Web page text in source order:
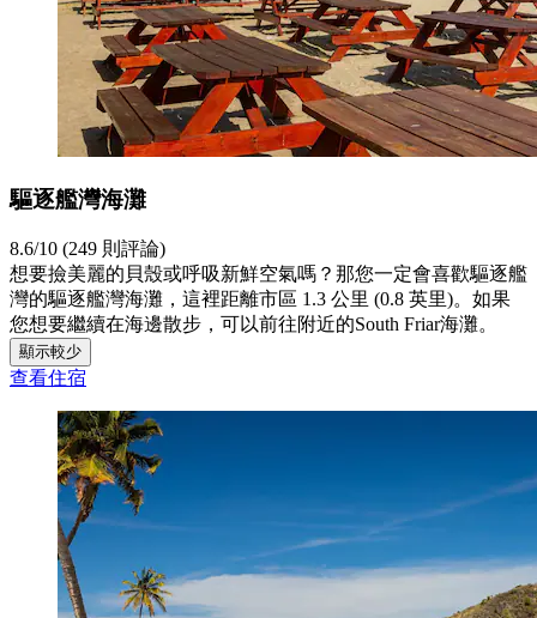
驅逐艦灣海灘
8.6/10 (249 則評論)
想要撿美麗的貝殼或呼吸新鮮空氣嗎？那您一定會喜歡驅逐艦
灣的驅逐艦灣海灘，這裡距離市區 1.3 公里 (0.8 英里)。如果
您想要繼續在海邊散步，可以前往附近的South Friar海灘。
顯示較少
查看住宿